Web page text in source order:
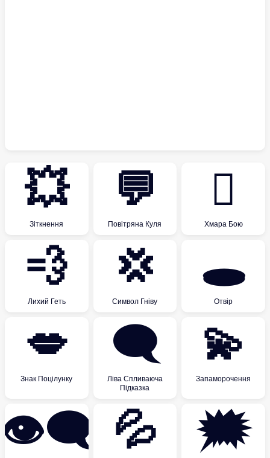
💥
Зіткнення
💬
Повітряна Куля
🫯
Хмара Бою
💨
Лихий Геть
💢
Символ Гніву
🕳
Отвір
💋
Знак Поцілунку
🗨
Ліва Спливаюча
Підказка
💫
Запаморочення
👁️‍🗨️ 💦 🗯